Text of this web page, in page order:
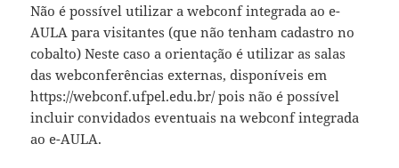
Não é possível utilizar a webconf integrada ao e-
AULA para visitantes (que não tenham cadastro no
cobalto) Neste caso a orientação é utilizar as salas
das webconferências externas, disponíveis em
https://webconf.ufpel.edu.br/ pois não é possível
incluir convidados eventuais na webconf integrada
ao e-AULA.